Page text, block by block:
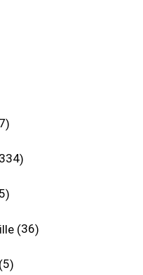
36
5